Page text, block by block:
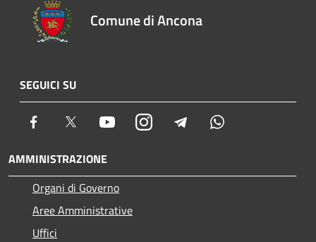
Comune di Ancona
SEGUICI SU
Facebook Twitter YoutubeInstagram Telegram
AMMINISTRAZIONE
Organi di Governo
Aree Amministrative
Uffici